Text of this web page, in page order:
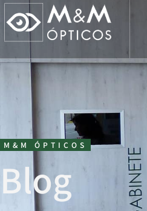
M&M ÓPTICOS
Blog